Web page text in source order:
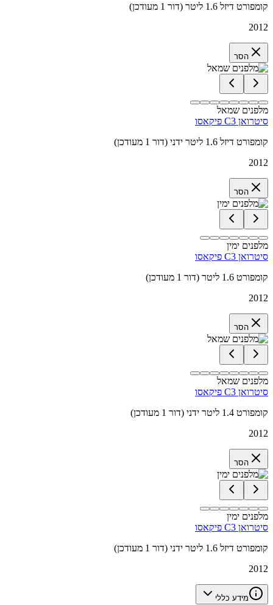
קומפורט דיזל 1.6 ליטר (דור 1 מעודכן)
2012
הסר
מלפנים שמאל
סיטרואן C3 פיקאסו
קומפורט דיזל 1.6 ליטר ידני (דור 1 מעודכן)
2012
הסר
מלפנים ימין
סיטרואן C3 פיקאסו
קומפורט 1.6 ליטר (דור 1 מעודכן)
2012
הסר
מלפנים שמאל
סיטרואן C3 פיקאסו
קומפורט 1.4 ליטר ידני (דור 1 מעודכן)
2012
הסר
מלפנים ימין
סיטרואן C3 פיקאסו
קומפורט דיזל 1.6 ליטר ידני (דור 1 מעודכן)
2012
מידע כללי